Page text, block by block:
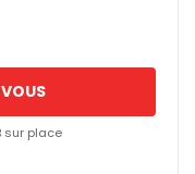
sur place